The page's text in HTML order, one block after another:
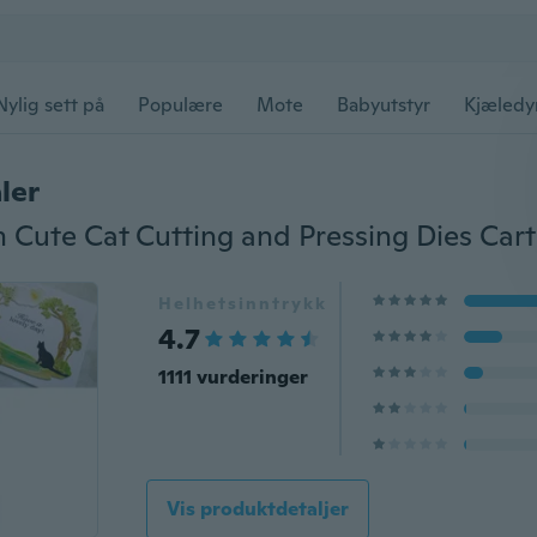
sett på Populære Mote Babyutstyr
Helhetsinntrykk
4.7
1111 vurderinger
Vis produktdetaljer